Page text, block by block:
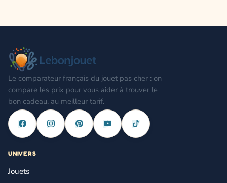
Le comparateur français du jouet pas cher : on
compare les prix pour vous aider à trouver le
bon cadeau, au meilleur tarif.
UNIVERS
Jouets